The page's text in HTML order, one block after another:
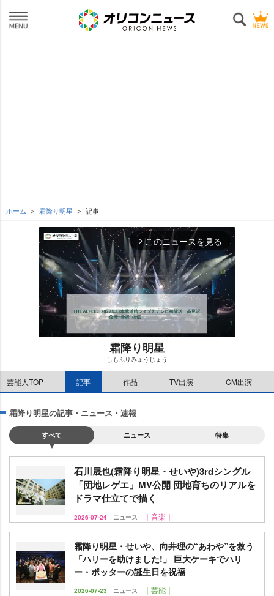
ホーム 霜降り明星 記事
arrow_forward_ios このニュースを見る
M
u
t
霜降り明星
しもふりみょうじょう
芸能人TOP 記事 作品 TV出演 CM出演
霜降り明星の記事・ニュース・速報
すべて ニュース 特集
石川晟也(霜降り明星・せいや)3rdシングル
「団地レゲエ」MV公開 団地育ちのリアルを
ドラマ仕立てで描く
2026-07-24 ニュース ｜音楽｜
霜降り明星・せいや、向井理の“あわや”を救う
「ハリーを助けました!」 巨大ケーキでハリ
ー・ポッターの誕生日を祝福
2026-07-23 ニュース ｜芸能｜